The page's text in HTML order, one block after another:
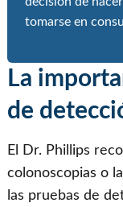
tomarse en
La
de
El Dr. Phillips
colonoscopias o
las pruebas de